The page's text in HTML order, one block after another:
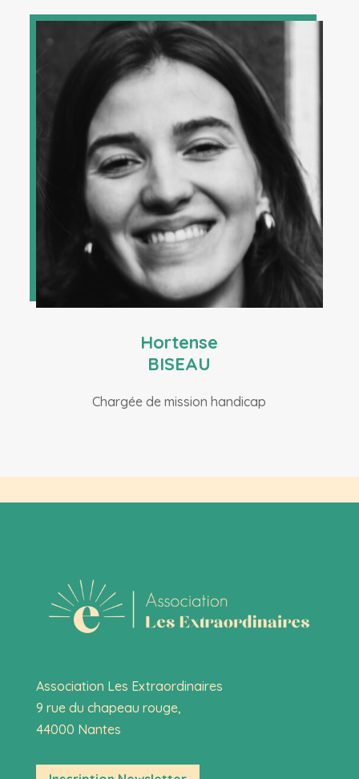
Hortense
BISEAU
Chargée de mission handicap
Association Les Extraordinaires
9 rue du chapeau rouge,
44000 Nantes